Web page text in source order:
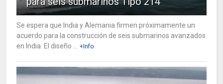
Se espera que India y Alemania firmen próximamente un
acuerdo para la construcción de seis submarinos avanzados
en India. El diseño ...
+Info